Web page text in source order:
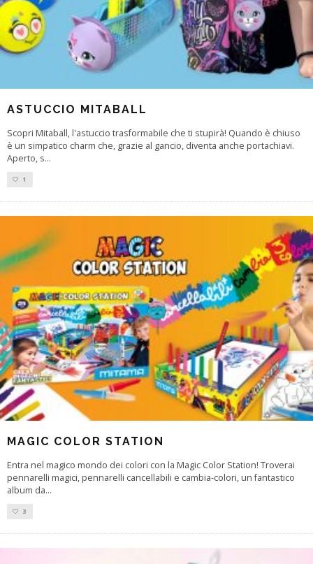
ASTUCCIO MITABALL
Scopri Mitaball, l'astuccio trasformabile che ti stupirà! Quando è chiuso
è un simpatico charm che, grazie al gancio, diventa anche portachiavi.
Aperto, s...
1
MAGIC COLOR STATION
Entra nel magico mondo dei colori con la Magic Color Station! Troverai
pennarelli magici, pennarelli cancellabili e cambia-colori, un fantastico
album da...
3